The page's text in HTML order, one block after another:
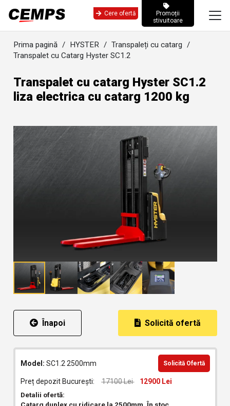
Cere ofertă
Promoții
stivuitoare
Prima pagină / HYSTER / Transpaleți cu catarg /
Transpalet cu Catarg Hyster SC1.2
Transpalet cu catarg Hyster SC1.2
liza electrica cu catarg 1200 kg
Înapoi Solicită ofertă
Model: SC1.2 2500mm Solicită Ofertă
Preț depozit București: 17100 Lei
12900 Lei
Detalii ofertă: